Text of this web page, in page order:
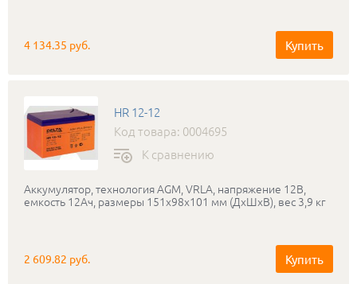
4 134.35 руб. Купить
HR 12-12
Код товара: 0004695
К сравнению
Аккумулятор, технология AGM, VRLA, напряжение 12В,
емкость 12Ач, размеры 151x98x101 мм (ДхШхВ), вес 3,9 кг
2 609.82 руб. Купить